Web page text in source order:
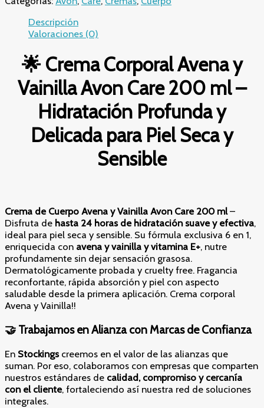
Avena
Vainilla
200
Profunda
Delicada
cantidad
Descripción
Valoraciones (0)
🌟 Crema Corporal Avena y
Vainilla Avon Care 200 ml –
Hidratación Profunda y
Delicada para Piel Seca y
Sensible
Crema de Cuerpo Avena y Vainilla Avon Care 200 ml–
Disfruta de hasta 24 horas de hidratación suave y efectiva,
ideal para piel seca y sensible. Su fórmula exclusiva 6 en 1,
enriquecida con avena y vainilla y vitamina E+, nutre
profundamente sin dejar sensación grasosa.
Dermatológicamente probada y cruelty free. Fragancia
reconfortante, rápida absorción y piel con aspecto
saludable desde la primera aplicación. Crema corporal
Avena y Vainilla!!
🤝 Trabajamos en Alianza con Marcas de Confianza
En Stockingscreemos en el valor de las alianzas que
suman. Por eso, colaboramos con empresas que comparten
nuestros estándares de calidad, compromiso y cercanía
con el cliente, fortaleciendo así nuestra red de soluciones
integrales.